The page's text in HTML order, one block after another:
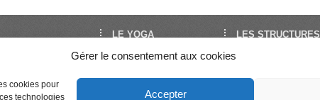
Gérer le consentement aux cookies
cookies pour
technologies
Accepter
FNEY et l’UNY,
de dimension
LE YOGA
Découvrir le Yoga
Enseigner le Yoga
LES STRUCTURES
Syndicat National des